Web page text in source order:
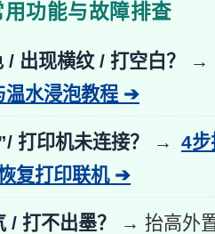
用功能与故障排查
出现横纹 / 打空白？
→
温水浸泡教程 ➔
打印机未连接？ →
4步
复打印联机 ➔
/ 打不出墨？
→ 抬高外